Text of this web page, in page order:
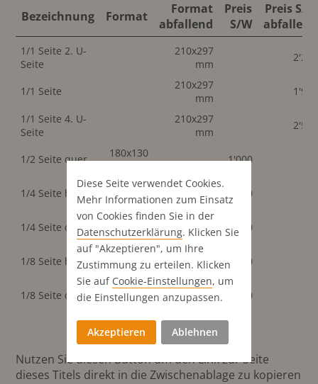
Bezeichnung Format
Format
abfallend
Preis
S/W
Preis S/W
abfallend
1/1 Seite 2. U-
Seite
210x297
mm
2'250
1/1 Seite
210x297
mm
1'900
1/1 Seite 4. U-
Seite
210x297
mm
2'500
1/2 Seite quer
180x130
1'000
1/4 Seite hoch
88x130
mm
550
1/4 Seite quer
180x63
mm
550
1/8 Seite hoch
88x63
mm
300
1/8 Seite quer
180x28
mm
300
Nutzen Sie diesen Button um den Link zur Seite
dieses Titels direkt in die Zwischenablage zu kopieren
Diese Seite verwendet Cookies.
Mehr Informationen zum Einsatz
von Cookies finden Sie in der
Datenschutz­erklärung. Klicken Sie
auf "Akzeptieren", um Ihre
Zustimmung zu erteilen. Klicken
Sie auf Cookie-Einstellungen, um
die Einstellungen anzupassen.
Akzeptieren Ablehnen